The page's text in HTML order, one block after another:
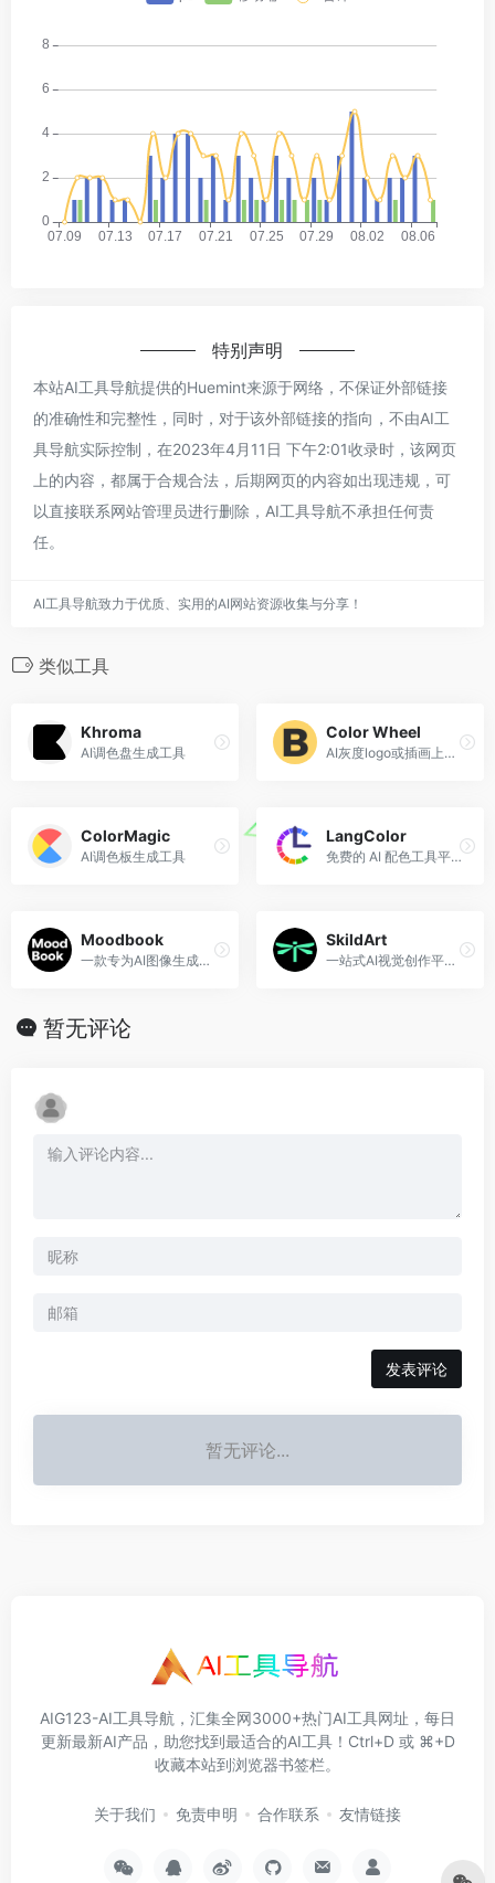
特别声明
本站AI工具导航提供的Huemint来源于网络，不保证外部链接
的准确性和完整性，同时，对于该外部链接的指向，不由AI工
具导航实际控制，在2023年4月11日 下午2:01收录时，该网页
上的内容，都属于合规合法，后期网页的内容如出现违规，可
以直接联系网站管理员进行删除，AI工具导航不承担任何责
任。
AI工具导航致力于优质、实用的AI网站资源收集与分享！
类似工具
Khroma
AI调色盘生成工具
Color Wheel
AI灰度logo或插画上色工具
ColorMagic
AI调色板生成工具
LangColor
免费的 AI 配色工具平台。
Moodbook
一款专为AI图像生成打造的视觉灵感与风格管理工具
SkildArt
一站式AI视觉创作平台，覆盖从创意构思、商品出图、海报设计、模板套图到短视频生成的完整视觉生产流程。
暂无评论
发表评论
暂无评论...
AIG123-AI工具导航，汇集全网3000+热门AI工具网址，每日
更新最新AI产品，助您找到最适合的AI工具！Ctrl+D 或 ⌘+D
收藏本站到浏览器书签栏。
关于我们 免责申明 合作联系 友情链接